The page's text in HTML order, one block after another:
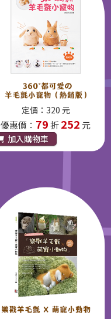
定價：320 元
優惠價： 79折252 元
加入購物車